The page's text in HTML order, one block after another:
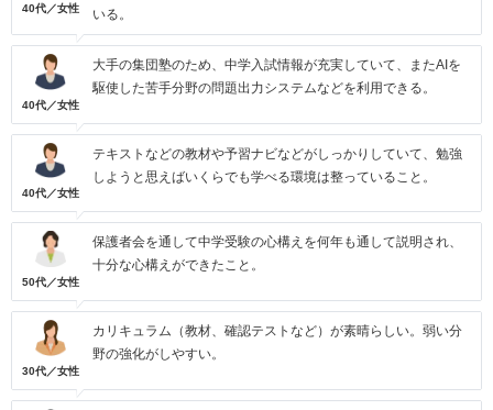
40代／女性
いる。
40代／女性
大手の集団塾のため、中学入試情報が充実していて、またAIを
駆使した苦手分野の問題出力システムなどを利用できる。
40代／女性
テキストなどの教材や予習ナビなどがしっかりしていて、勉強
しようと思えばいくらでも学べる環境は整っていること。
50代／女性
保護者会を通して中学受験の心構えを何年も通して説明され、
十分な心構えができたこと。
30代／女性
カリキュラム（教材、確認テストなど）が素晴らしい。弱い分
野の強化がしやすい。